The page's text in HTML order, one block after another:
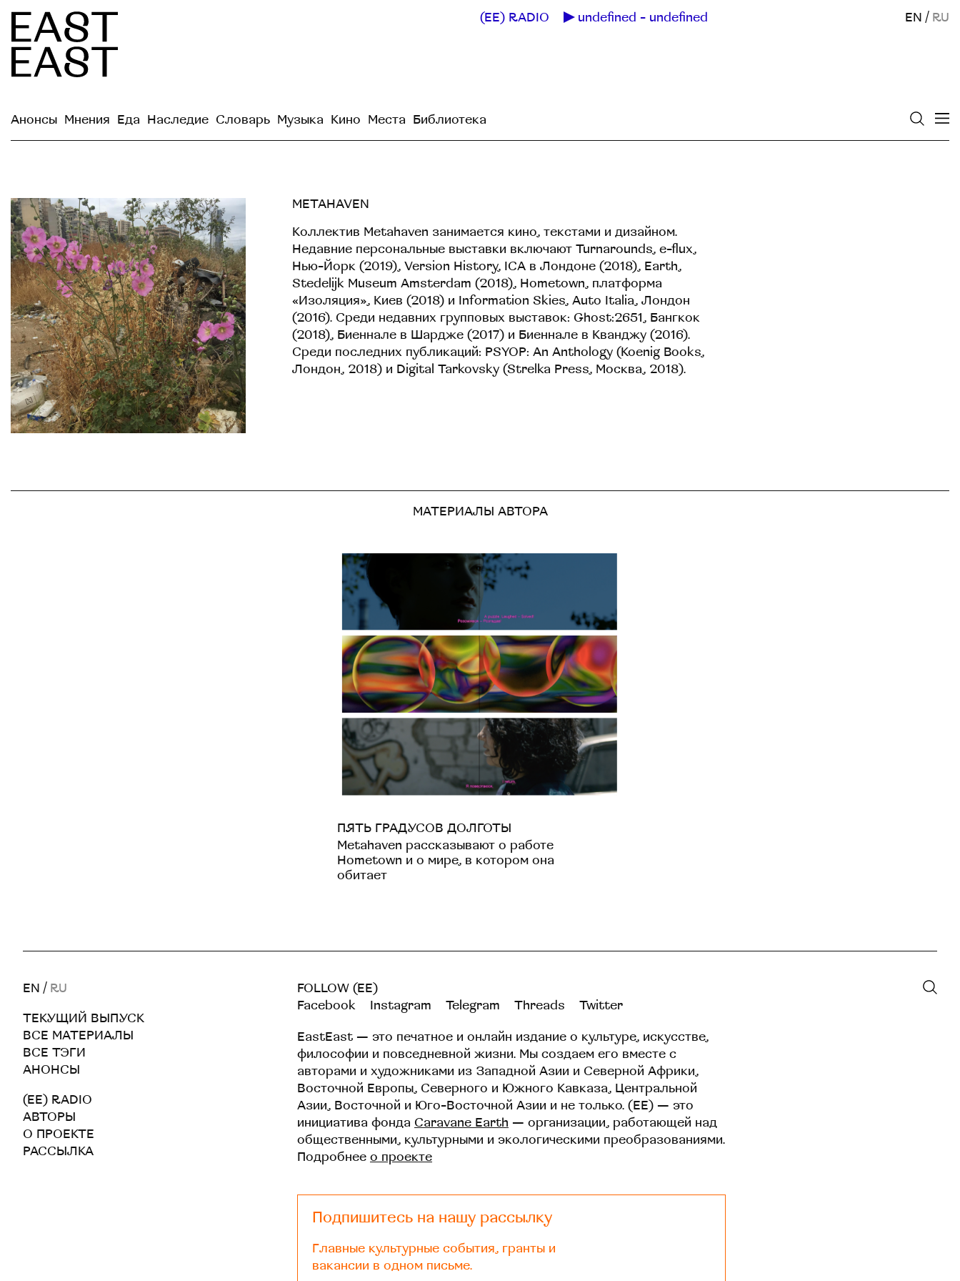
(EE) RADIO undefined - undefined EN / RU
Анонсы Мнения Еда Наследие Словарь Музыка Кино Места Библиотека
METAHAVEN
Коллектив Metahaven занимается кино, текстами и дизайном.
Недавние персональные выставки включают Turnarounds, e-flux,
Нью-Йорк (2019), Version History, ICA в Лондоне (2018), Earth,
Stedelijk Museum Amsterdam (2018), Hometown, платформа
«Изоляция», Киев (2018) и Information Skies, Auto Italia, Лондон
(2016). Среди недавних групповых выставок: Ghost:2651, Бангкок
(2018), Биеннале в Шардже (2017) и Биеннале в Кванджу (2016).
Среди последних публикаций: PSYOP: An Anthology (Koenig Books,
Лондон, 2018) и Digital Tarkovsky (Strelka Press, Москва, 2018).
МАТЕРИАЛЫ АВТОРА
ПЯТЬ ГРАДУСОВ ДОЛГОТЫ
Metahaven рассказывают о работе
Hometown и о мире, в котором она
обитает
EN / RU
ТЕКУЩИЙ ВЫПУСК
ВСЕ МАТЕРИАЛЫ
ВСЕ ТЭГИ
АНОНСЫ
(EE) RADIO
АВТОРЫ
О ПРОЕКТЕ
РАССЫЛКА
FOLLOW (EE)
Facebook
Instagram Telegram Threads Twitter
EastEast — это печатное и онлайн издание о культуре, искусстве,
философии и повседневной жизни. Мы создаем его вместе с
авторами и художниками из Западной Азии и Северной Африки,
Восточной Европы, Северного и Южного Кавказа, Центральной
Азии, Восточной и Юго-Восточной Азии и не только. (EE) — это
инициатива фонда Caravane Earth — организации, работающей над
общественными, культурными и экологическими преобразованиями.
Подробнее о проекте
Подпишитесь на нашу рассылку
Главные культурные события, гранты и
вакансии в одном письме.